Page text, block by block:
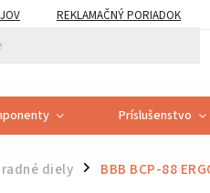
REKLAMAČNÝ PORIADOK
Príslušenstvo
diely / BBB BCP-88